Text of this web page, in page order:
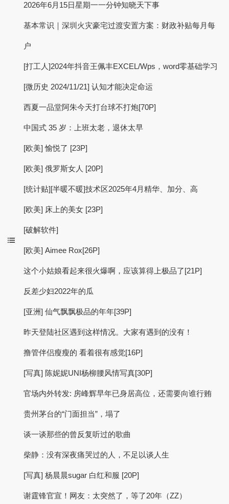
2026年6月15日星期一一分钟知晓天下事
基本常识｜深圳火灾豪宅过渡安置方案：财政补贴每月每
户
[打工人]2024年抖音王佩丰EXCEL/Wps，word零基础学习
[微历史 2024/11/21] 认知才能决定命运
西夏一品堂阿朱今天打台球不打炮[70P]
中国式 35 岁：上班太老，退休太早
[欧美] 愉悦了 [23P]
[欧美] 俄罗斯女人 [20P]
[统计贴][半暖不暖]技术区2025年4月精华、加分、高
[欧美] 床上的美女 [23P]
[破解软件]
[欧美] Aimee Rox[26P]
这个小姑娘看起来很火爆啊，应该算得上极品了[21P]
反差少妇2022年的瓜
[亚洲] 仙气飘飘极品的年年[39P]
昨天登陆社区遇到这样情况。大家有遇到的没有！
撸管伴侣瘦瘦的 看着很有感觉[16P]
[写真] 陈妮妮UNI杨柳腰风情写真[30P]
官场内外转发: 房峰辉早年已身居高位，还需要向谁行贿
贵州茅台的“门面担当”，塌了
谈一谈那些的曾反复听过的歌曲
柴静：没有深夜痛哭过的人，不足以谈人生
[写真] 杨晨晨sugar 白红和服 [20P]
谢霆锋官宣！网友：太突然了，等了20年（ZZ）